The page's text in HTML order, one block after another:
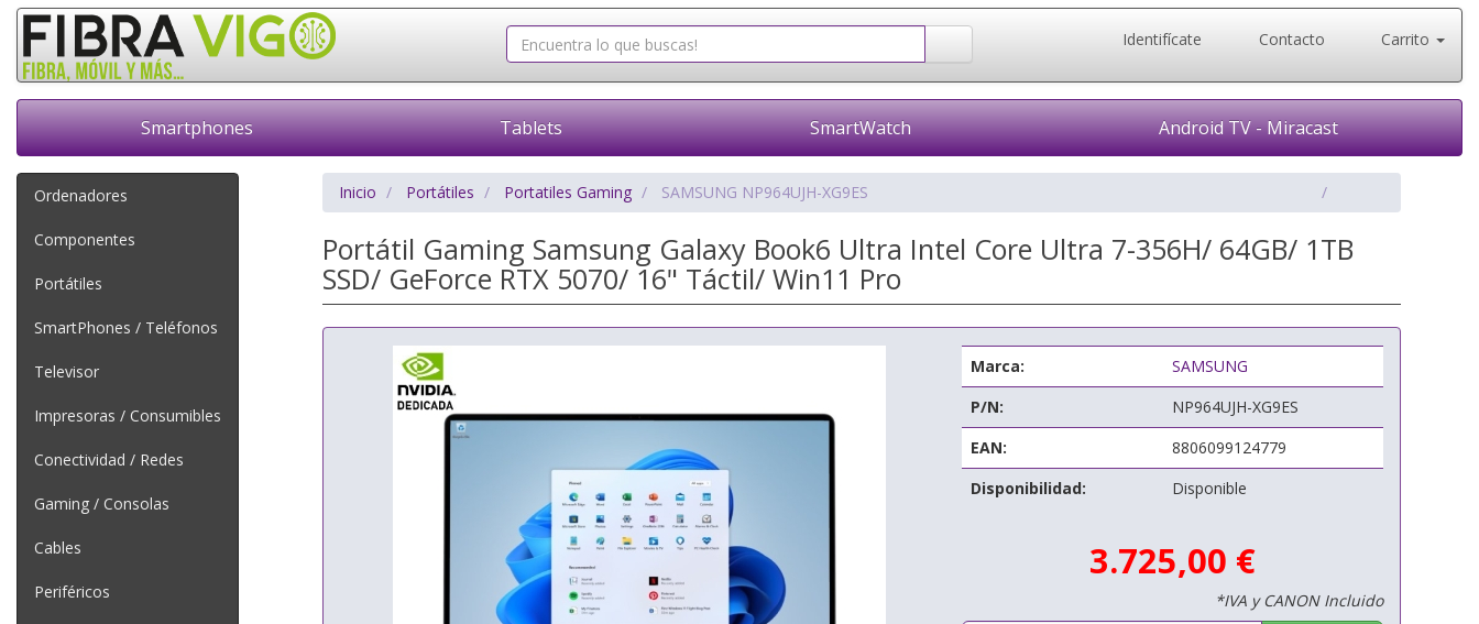
Identifícate Contacto Carrito
Smartphones Tablets SmartWatch Android TV - Miracast
Ordenadores
Componentes
Portátiles
SmartPhones / Teléfonos
Televisor
Impresoras / Consumibles
Conectividad / Redes
Gaming / Consolas
Cables
Periféricos
Inicio Portátiles Portatiles Gaming SAMSUNG NP964UJH-XG9ES
Portátil Gaming Samsung Galaxy Book6 Ultra Intel Core Ultra 7-356H/ 64GB/ 1TB
SSD/ GeForce RTX 5070/ 16" Táctil/ Win11 Pro
Marca:
SAMSUNG
P/N:
NP964UJH-XG9ES
EAN:
8806099124779
Disponibilidad:
Disponible
3.725,00 €
*IVA y CANON Incluido